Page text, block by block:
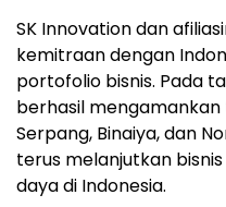
SK Innovation dan
kemitraan dengan
portofolio bisnis. Pada
berhasil mengamankan
Serpang, Binaiya, dan
terus melanjutkan
daya di Indonesia.